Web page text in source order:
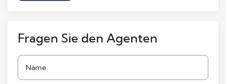
Fragen Sie den Agenten